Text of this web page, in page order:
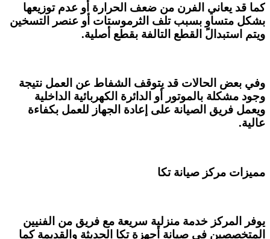
كما قد يعاني الفرن من ضعف الحرارة أو عدم توزيعها
بشكل متساوٍ بسبب تلف الثرموستات أو عنصر التسخين
ويتم استبدال القطع التالفة بقطع أصلية.
وفي بعض الحالات قد يتوقف الشفاط عن العمل نتيجة
وجود مشكلة بالموتور أو الدائرة الكهربائية الداخلية
ويعمل فريق الصيانة على إعادة الجهاز للعمل بكفاءة
عالية.
مميزات مركز صيانة تكا
يوفر المركز خدمة منزلية سريعة مع فريق من الفنيين
المتخصصين في صيانة أجهزة تكا الحديثة والقديمة كما